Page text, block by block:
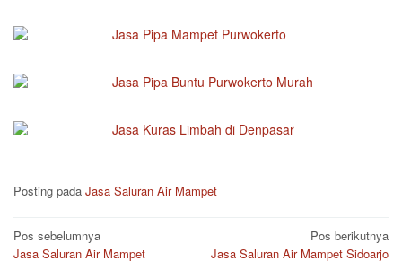
Jasa Pipa Mampet Purwokerto
Jasa Pipa Buntu Purwokerto Murah
Jasa Kuras Limbah di Denpasar
Posting pada Jasa Saluran Air Mampet
Navigasi
Pos sebelumnya
Jasa Saluran Air Mampet
Pos berikutnya
Jasa Saluran Air Mampet Sidoarjo